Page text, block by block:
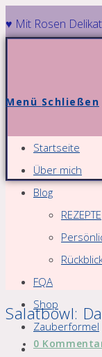
Zum
Inhalt
♥ Mit Rosen
Menü Schließen
Startseite
Über mich
Blog
REZEPTE
FQA
Shop
Zauberformel
Website-
Salatbowl:
Beitrags-
0